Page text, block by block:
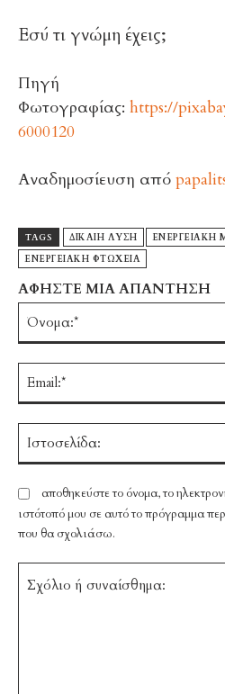
Εσύ τι γνώμη έχεις;
Πηγή
Φωτογραφίας: https://
6000120
Αναδημοσίευση από
TAGS ΔΊΚΑΙΗ ΛΎΣΗ
ΕΝΕΡΓΕΙΑΚΉ
ΕΝΕΡΓΕΙΑΚΉ ΦΤΏΧΕΙΑ
ΑΦΗΣΤΕ ΜΙΑ ΑΠΑΝΤΗΣΗ
αποθηκεύστε το όνομα, το
ιστότοπό μου σε αυτό το πρόγραμμα
που θα σχολιάσω.